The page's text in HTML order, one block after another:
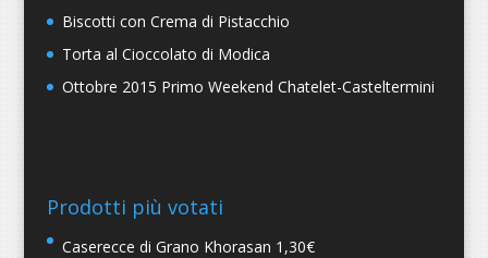
Biscotti con Crema di Pistacchio
Torta al Cioccolato di Modica
Ottobre 2015 Primo Weekend Chatelet-Casteltermini
Prodotti più votati
Caserecce di Grano Khorasan 1,30€